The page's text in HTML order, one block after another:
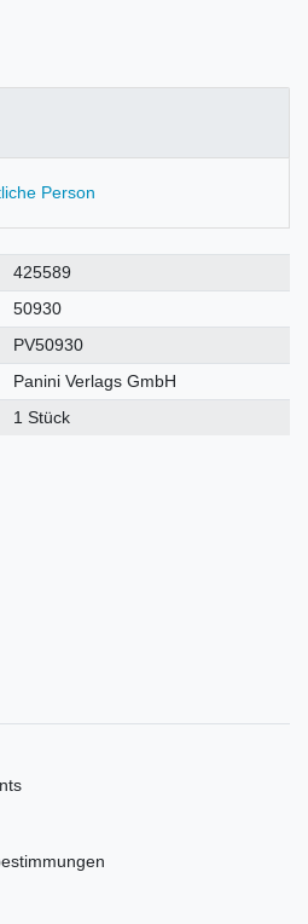
Person
425589
50930
PV50930
Panini Verlags GmbH
1 Stück